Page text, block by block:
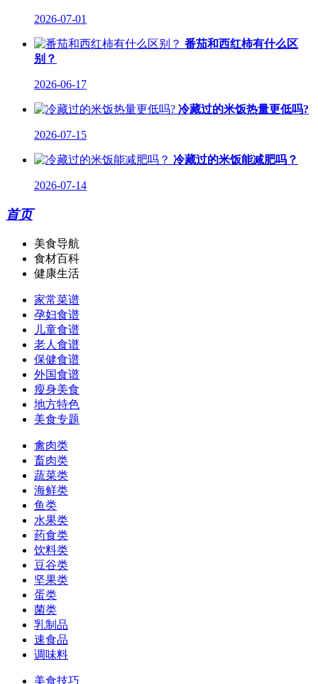
2026-07-01
番茄和西红柿有什么区
别？
2026-06-17
冷藏过的米饭热量更低吗?
2026-07-15
冷藏过的米饭能减肥吗？
2026-07-14
首页
美食导航
食材百科
健康生活
家常菜谱
孕妇食谱
儿童食谱
老人食谱
保健食谱
外国食谱
瘦身美食
地方特色
美食专题
禽肉类
畜肉类
蔬菜类
海鲜类
鱼类
水果类
药食类
饮料类
豆谷类
坚果类
蛋类
菌类
乳制品
速食品
调味料
美食技巧